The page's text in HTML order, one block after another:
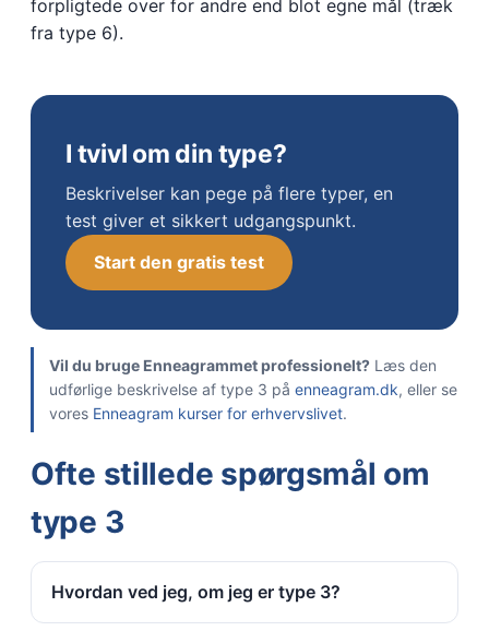
forpligtede over for andre end blot egne mål (træk
fra type 6).
I tvivl om din type?
Beskrivelser kan pege på flere typer, en
test giver et sikkert udgangspunkt.
Start den gratis test
Vil du bruge Enneagrammet professionelt? Læs den
udførlige beskrivelse af type 3 på enneagram.dk, eller se
vores Enneagram kurser for erhvervslivet.
Ofte stillede spørgsmål om
type 3
Hvordan ved jeg, om jeg er type 3?